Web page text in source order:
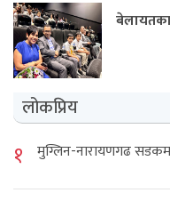
लोकप्रिय
१ मुग्लिन-नारायणगढ